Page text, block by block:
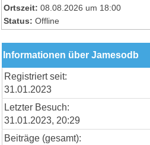
Ortszeit: 08.08.2026 um 18:00
Status: Offline
Informationen über Jamesodb
Registriert seit:
31.01.2023
Letzter Besuch:
31.01.2023, 20:29
Beiträge (gesamt):